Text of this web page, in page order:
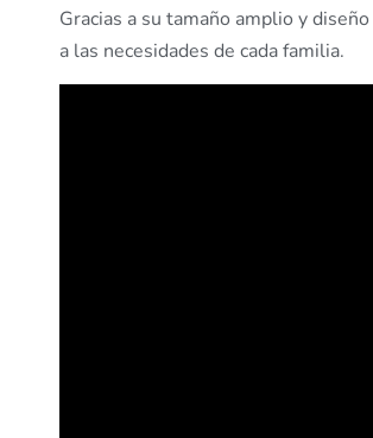
Gracias a su tamaño amplio y
a las necesidades de cada familia.